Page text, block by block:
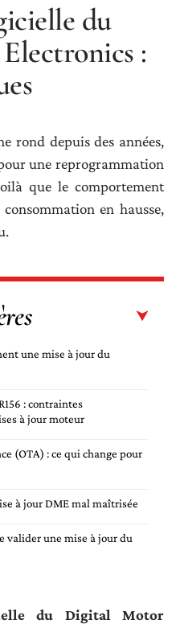
du
:
rond depuis des années,
une reprogrammation
que le comportement
en hausse,
une mise à jour du
: contraintes
à jour moteur
(OTA) : ce qui change pour
à jour DME mal maîtrisée
valider une mise à jour du
du Digital Motor